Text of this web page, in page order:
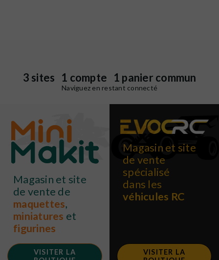
3 sites 1 compte 1 panier commun
Naviguez en restant connecté
Magasin et site
de vente de
maquettes,
miniatures et
figurines
VISITER LA
Magasin et site
de vente
spécialisé
dans les
véhicules RC
VISITER LA